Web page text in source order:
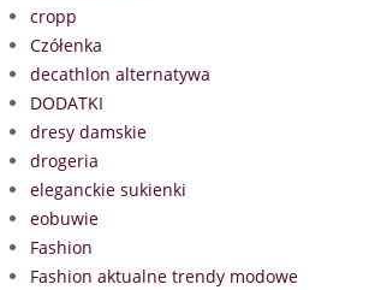
cropp
Czółenka
decathlon alternatywa
DODATKI
dresy damskie
drogeria
eleganckie sukienki
eobuwie
Fashion
Fashion aktualne trendy modowe